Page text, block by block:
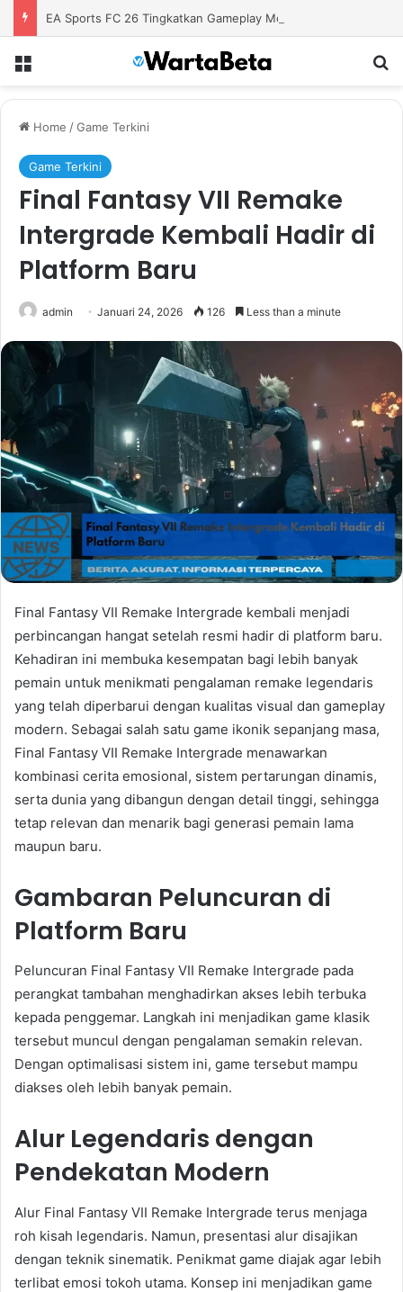
Home /Game Terkini
Game Terkini
Final Fantasy VII Remake
Intergrade Kembali Hadir di
Platform Baru
admin Januari 24, 2026 126 Less than a minute
Final Fantasy VII Remake Intergrade kembali menjadi
perbincangan hangat setelah resmi hadir di platform baru.
Kehadiran ini membuka kesempatan bagi lebih banyak
pemain untuk menikmati pengalaman remake legendaris
yang telah diperbarui dengan kualitas visual dan gameplay
modern. Sebagai salah satu game ikonik sepanjang masa,
Final Fantasy VII Remake Intergrade menawarkan
kombinasi cerita emosional, sistem pertarungan dinamis,
serta dunia yang dibangun dengan detail tinggi, sehingga
tetap relevan dan menarik bagi generasi pemain lama
maupun baru.
Gambaran Peluncuran di
Platform Baru
Peluncuran Final Fantasy VII Remake Intergrade pada
perangkat tambahan menghadirkan akses lebih terbuka
kepada penggemar. Langkah ini menjadikan game klasik
tersebut muncul dengan pengalaman semakin relevan.
Dengan optimalisasi sistem ini, game tersebut mampu
diakses oleh lebih banyak pemain.
Alur Legendaris dengan
Pendekatan Modern
Alur Final Fantasy VII Remake Intergrade terus menjaga
roh kisah legendaris. Namun, presentasi alur disajikan
dengan teknik sinematik. Penikmat game diajak agar lebih
terlibat emosi tokoh utama. Konsep ini menjadikan game